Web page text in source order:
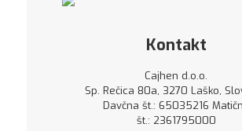
Kontakt
Cajhen d.o.o.
Sp. Rečica 80a, 3270 Laško,
Davčna št.: 65035216
št.: 2361795000